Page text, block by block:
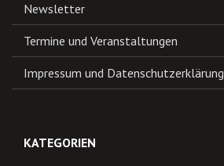
Newsletter
Termine und Veranstaltungen
Impressum und Datenschutzerklärung
KATEGORIEN